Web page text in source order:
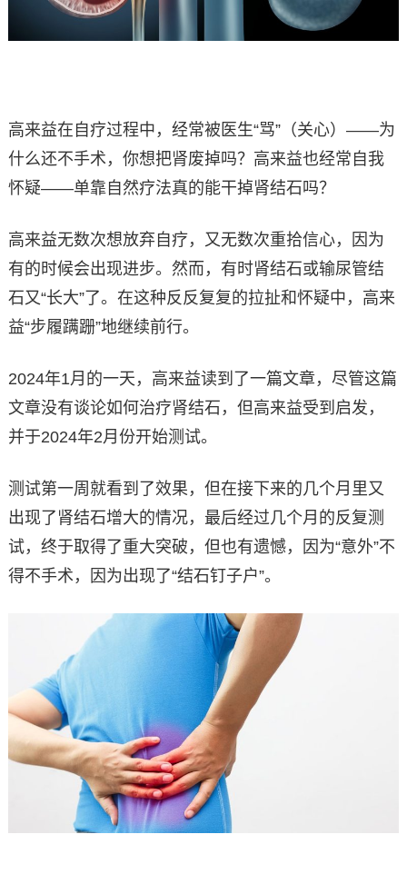
高来益在自疗过程中，经常被医生“骂”（关心）——为
什么还不手术，你想把肾废掉吗？高来益也经常自我
怀疑——单靠自然疗法真的能干掉肾结石吗？
高来益无数次想放弃自疗，又无数次重拾信心，因为
有的时候会出现进步。然而，有时肾结石或输尿管结
石又“长大”了。在这种反反复复的拉扯和怀疑中，高来
益“步履蹒跚”地继续前行。
2024年1月的一天，高来益读到了一篇文章，尽管这篇
文章没有谈论如何治疗肾结石，但高来益受到启发，
并于2024年2月份开始测试。
测试第一周就看到了效果，但在接下来的几个月里又
出现了肾结石增大的情况，最后经过几个月的反复测
试，终于取得了重大突破，但也有遗憾，因为“意外”不
得不手术，因为出现了“结石钉子户”。